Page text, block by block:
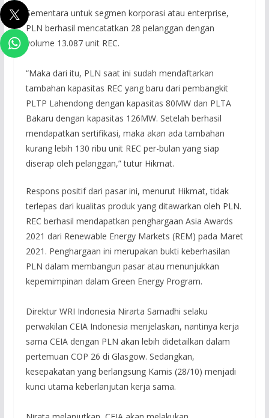
Sementara untuk segmen korporasi atau enterprise,
PLN berhasil mencatatkan 28 pelanggan dengan
volume 13.087 unit REC.
“Maka dari itu, PLN saat ini sudah mendaftarkan
tambahan kapasitas REC yang baru dari pembangkit
PLTP Lahendong dengan kapasitas 80MW dan PLTA
Bakaru dengan kapasitas 126MW. Setelah berhasil
mendapatkan sertifikasi, maka akan ada tambahan
kurang lebih 130 ribu unit REC per-bulan yang siap
diserap oleh pelanggan,” tutur Hikmat.
Respons positif dari pasar ini, menurut Hikmat, tidak
terlepas dari kualitas produk yang ditawarkan oleh PLN.
REC berhasil mendapatkan penghargaan Asia Awards
2021 dari Renewable Energy Markets (REM) pada Maret
2021. Penghargaan ini merupakan bukti keberhasilan
PLN dalam membangun pasar atau menunjukkan
kepemimpinan dalam Green Energy Program.
Direktur WRI Indonesia Nirarta Samadhi selaku
perwakilan CEIA Indonesia menjelaskan, nantinya kerja
sama CEIA dengan PLN akan lebih didetailkan dalam
pertemuan COP 26 di Glasgow. Sedangkan,
kesepakatan yang berlangsung Kamis (28/10) menjadi
kunci utama keberlanjutan kerja sama.